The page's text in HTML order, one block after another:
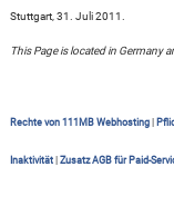
Stuttgart, 31. Juli 2011.
This Page is located in Germany
Rechte von 111MB Webhosting
Inaktivität Zusatz AGB für Paid-